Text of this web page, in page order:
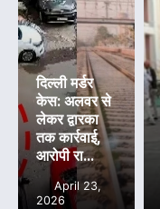
दिल्ली मर्डर
केस: अलवर से
लेकर द्वारका
तक कार्रवाई,
आरोपी रा...
April 23,
2026